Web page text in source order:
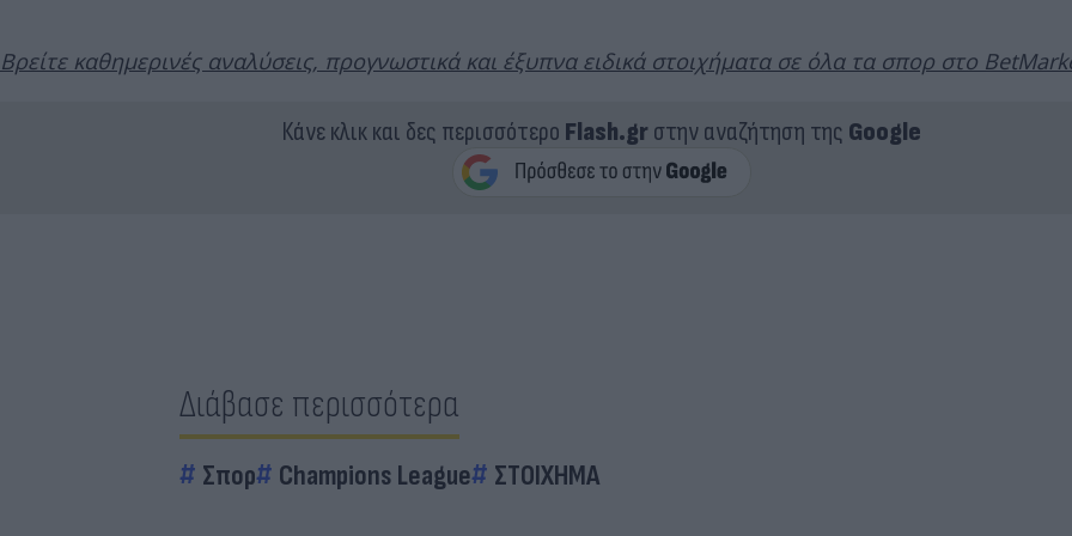
Βρείτε καθημερινές αναλύσεις, προγνωστικά και έξυπνα ειδικά στοιχήματα σε όλα τα σπορ στο
Κάνε κλικ και δες περισσότερο Flash.grστην αναζήτηση της Google
Διάβασε περισσότερα
Σπορ Champions League ΣΤΟΙΧΗΜΑ